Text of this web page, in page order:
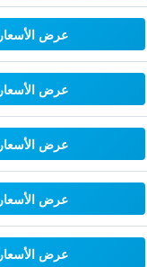
عرض الأسعار
عرض الأسعار
عرض الأسعار
عرض الأسعار
عرض الأسعار